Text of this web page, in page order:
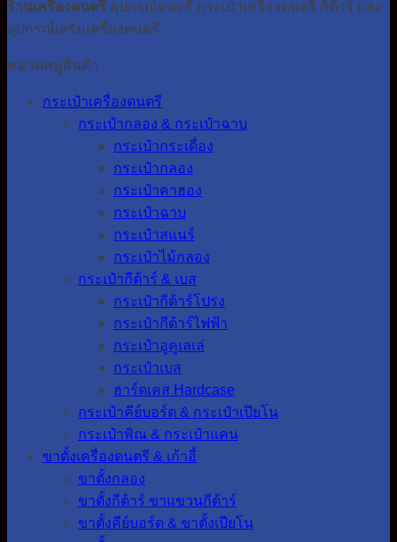
ร้านเครื่องดนตรี อุปกรณ์ดนตรี กระเป๋าเครื่องดนตรี กีต้าร์ และ
อุปกรณ์เสริมเครื่องดนตรี
หมวดหมู่สินค้า
กระเป๋าเครื่องดนตรี
กระเป๋ากลอง & กระเป๋าฉาบ
กระเป๋ากระเดื่อง
กระเป๋ากลอง
กระเป๋าคาฮอง
กระเป๋าฉาบ
กระเป๋าสแนร์
กระเป๋าไม้กลอง
กระเป๋ากีต้าร์ & เบส
กระเป๋ากีต้าร์โปร่ง
กระเป๋ากีต้าร์ไฟฟ้า
กระเป๋าอูคูเลเล่
กระเป๋าเบส
ฮาร์ดเคส Hardcase
กระเป๋าคีย์บอร์ด & กระเป๋าเปียโน
กระเป๋าพิณ & กระเป๋าแคน
ขาตั้งเครื่องดนตรี & เก้าอี้
ขาตั้งกลอง
ขาตั้งกีต้าร์ ขาแขวนกีต้าร์
ขาตั้งคีย์บอร์ด & ขาตั้งเปียโน